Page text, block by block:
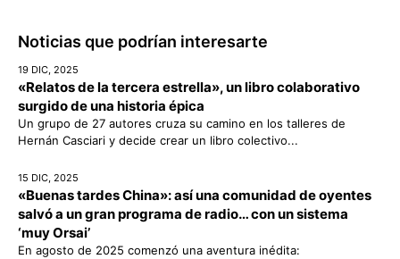
Noticias que podrían interesarte
19 DIC, 2025
«Relatos de la tercera estrella», un libro colaborativo
surgido de una historia épica
Un grupo de 27 autores cruza su camino en los talleres de
Hernán Casciari y decide crear un libro colectivo...
15 DIC, 2025
«Buenas tardes China»: así una comunidad de oyentes
salvó a un gran programa de radio… con un sistema
‘muy Orsai’
En agosto de 2025 comenzó una aventura inédita: